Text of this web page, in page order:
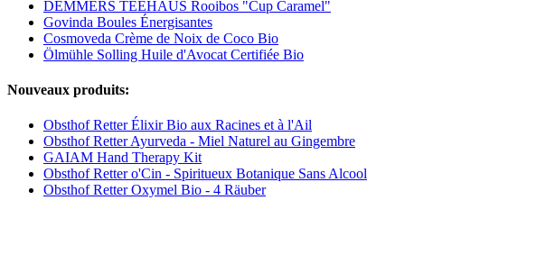
DEMMERS TEEHAUS Rooibos "Cup Caramel"
Govinda Boules Énergisantes
Cosmoveda Crème de Noix de Coco Bio
Ölmühle Solling Huile d'Avocat Certifiée Bio
Nouveaux produits:
Obsthof Retter Élixir Bio aux Racines et à l'Ail
Obsthof Retter Ayurveda - Miel Naturel au Gingembre
GAIAM Hand Therapy Kit
Obsthof Retter o'Cin - Spiritueux Botanique Sans Alcool
Obsthof Retter Oxymel Bio - 4 Räuber